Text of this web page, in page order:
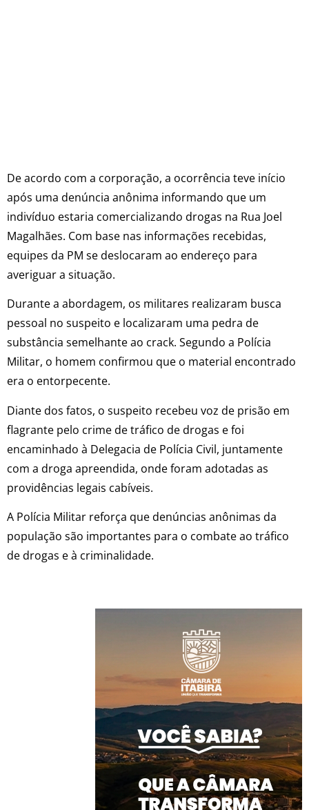
De acordo com a corporação, a ocorrência teve início
após uma denúncia anônima informando que um
indivíduo estaria comercializando drogas na Rua Joel
Magalhães. Com base nas informações recebidas,
equipes da PM se deslocaram ao endereço para
averiguar a situação.
Durante a abordagem, os militares realizaram busca
pessoal no suspeito e localizaram uma pedra de
substância semelhante ao crack. Segundo a Polícia
Militar, o homem confirmou que o material encontrado
era o entorpecente.
Diante dos fatos, o suspeito recebeu voz de prisão em
flagrante pelo crime de tráfico de drogas e foi
encaminhado à Delegacia de Polícia Civil, juntamente
com a droga apreendida, onde foram adotadas as
providências legais cabíveis.
A Polícia Militar reforça que denúncias anônimas da
população são importantes para o combate ao tráfico
de drogas e à criminalidade.